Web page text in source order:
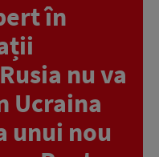
în
nu va
Ucraina
unui nou